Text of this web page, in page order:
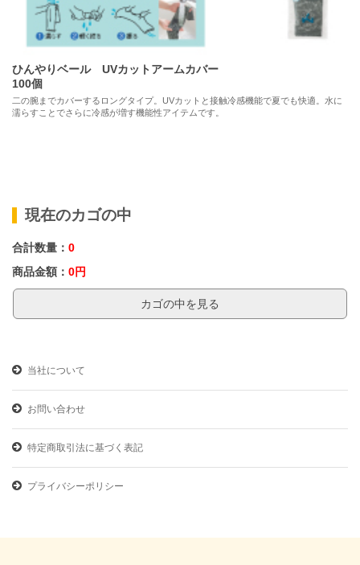
恐れ入りますが、何卒ご容赦下さいますようお願い致します。
お知らせ
【重要】サイクルメンバー倶楽部 年末年始のご案内
詳しくは「詳細はこちら」をクリックして、リンクしているご案内をご参
照ください。
来年も引き続きサイクルメンバー倶楽部をご愛顧頂きますよう、よろしく
詳細はこちら
日頃よりサイクルメンバー倶楽部をご利用頂き、誠に有難うございます。
本日より、幸運を呼び込む「開運グッズ・縁起物特集」を開催致します。
新しい年に向けて、運気アップや願いを叶えるアイテムを多数取り揃えま
した。
詳細はこちら
ひんやりベール UVカットアームカバー
100個
二の腕までカバーするロングタイプ。UVカットと接触冷感機能で夏でも快適。水に
濡らすことでさらに冷感が増す機能性アイテムです。
現在のカゴの中
合計数量： 0
商品金額： 0円
カゴの中を見る
当社について
お問い合わせ
特定商取引法に基づく表記
プライバシーポリシー